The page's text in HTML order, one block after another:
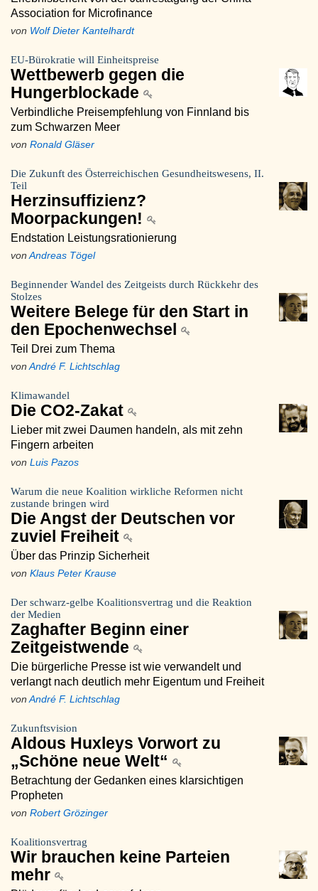
Association for Microfinance
von Wolf Dieter Kantelhardt
EU-Bürokratie will Einheitspreise
Wettbewerb gegen die
Hungerblockade
Verbindliche Preisempfehlung von Finnland bis
zum Schwarzen Meer
von Ronald Gläser
Die Zukunft des Österreichischen Gesundheitswesens, II.
Teil
Herzinsuffizienz?
Moorpackungen!
Endstation Leistungsrationierung
von Andreas Tögel
Beginnender Wandel des Zeitgeists durch Rückkehr des
Stolzes
Weitere Belege für den Start in
den Epochenwechsel
Teil Drei zum Thema
von André F. Lichtschlag
Klimawandel
Die CO2-Zakat
Lieber mit zwei Daumen handeln, als mit zehn
Fingern arbeiten
von Luis Pazos
Warum die neue Koalition wirkliche Reformen nicht
zustande bringen wird
Die Angst der Deutschen vor
zuviel Freiheit
Über das Prinzip Sicherheit
von Klaus Peter Krause
Der schwarz-gelbe Koalitionsvertrag und die Reaktion
der Medien
Zaghafter Beginn einer
Zeitgeistwende
Die bürgerliche Presse ist wie verwandelt und
verlangt nach deutlich mehr Eigentum und Freiheit
von André F. Lichtschlag
Zukunftsvision
Aldous Huxleys Vorwort zu
„Schöne neue Welt“
Betrachtung der Gedanken eines klarsichtigen
Propheten
von Robert Grözinger
Koalitionsvertrag
Wir brauchen keine Parteien
mehr